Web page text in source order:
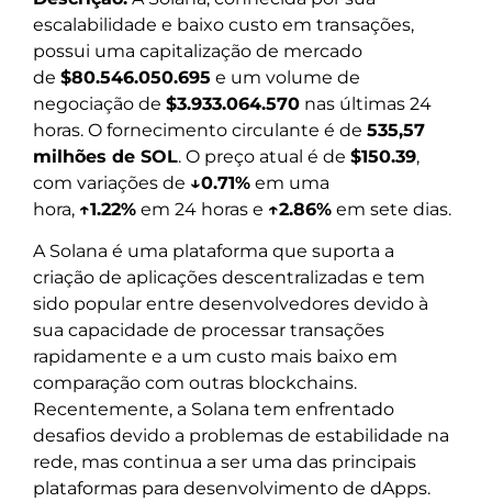
escalabilidade e baixo custo em transações,
possui uma capitalização de mercado
de $80.546.050.695 e um volume de
negociação de $3.933.064.570 nas últimas 24
horas. O fornecimento circulante é de 535,57
milhões de SOL. O preço atual é de $150.39,
com variações de ↓0.71% em uma
hora, ↑1.22% em 24 horas e ↑2.86% em sete dias.
A Solana é uma plataforma que suporta a
criação de aplicações descentralizadas e tem
sido popular entre desenvolvedores devido à
sua capacidade de processar transações
rapidamente e a um custo mais baixo em
comparação com outras blockchains.
Recentemente, a Solana tem enfrentado
desafios devido a problemas de estabilidade na
rede, mas continua a ser uma das principais
plataformas para desenvolvimento de dApps.